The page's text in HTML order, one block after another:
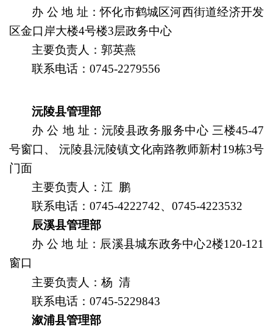
办 公 地 址：怀化市鹤城区河西街道经济开发
区金口岸大楼4号楼3层政务中心
主要负责人 ：郭英燕
联系电话：0745-2279556
沅陵县管理部
办 公 地 址 ： 沅陵县政务服务中心 三楼45-47
号窗口、 沅陵县沅陵镇文化南路教师新村19栋3号
门面
主要负责人 ：江 鹏
联系电话：0745-4222742、0745-4223532
辰溪县管理部
办 公 地 址 ： 辰溪县城东政务中心2楼120-121
窗口
主要负责人 ：杨 清
联系电话：0745-5229843
溆浦县管理部